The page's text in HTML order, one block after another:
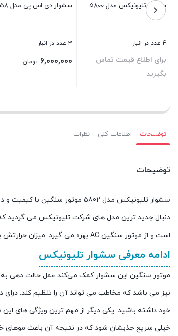
سشوار تلیونیکس مدل 5800
4 عدد در انبار
برای اطلاع قیمت تماس
بگیرید
سشوار دی اس پی مدل 30658
3 عدد در انبار
6,000,000 تومان
توضیحات اطلاعات کلی نظرات
توضیحات
سشوار تلیونیکس مدل 5802
است و از موتور سنگین AC بهره می گیرد. میزان حرارتش برای استفاده در سالن کاملا مناسب است.
ادامه معرفی سشوار تلیونیکس
نیز می باشد که مخاطب می تواند آن را تنظیم کند.
خود داشته باشید. یکی دیگر از مهم ترین ویژگی های
خیلی سریع جذبشان شود که در نتیجه آن باعث موهای